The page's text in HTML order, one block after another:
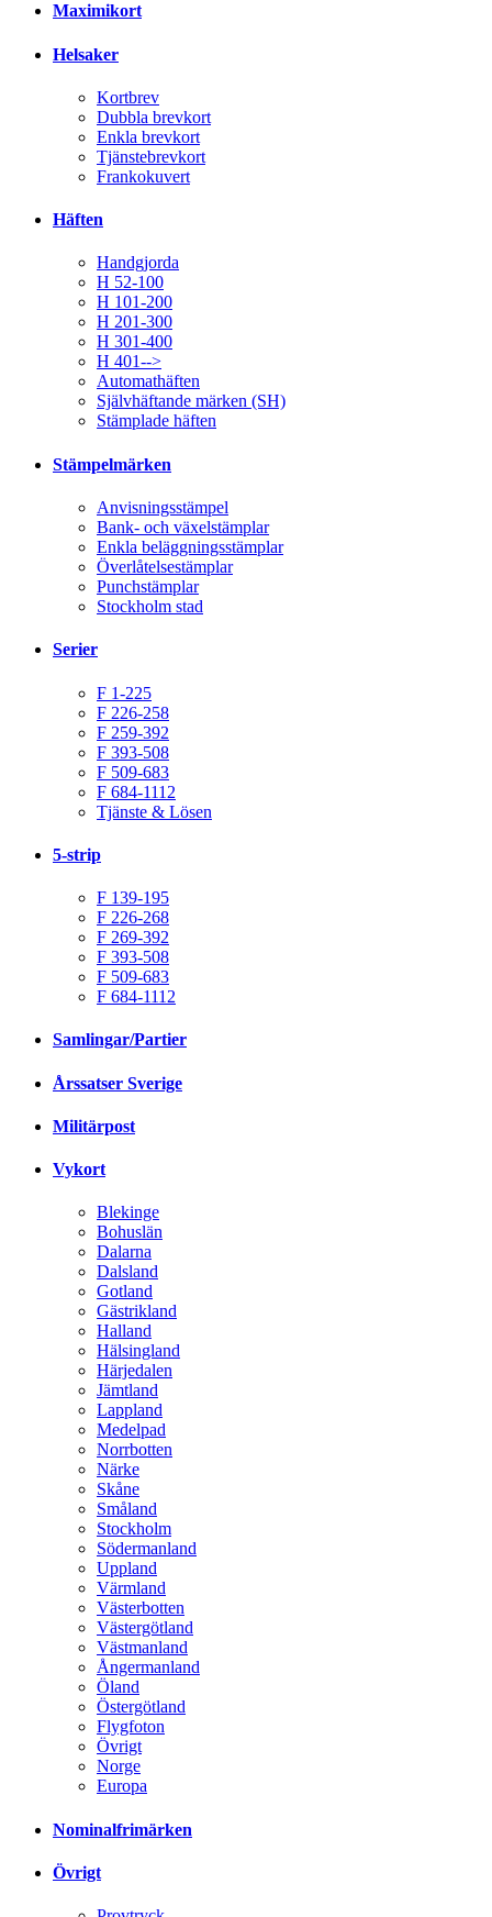
Maximikort
Helsaker
Kortbrev
Dubbla brevkort
Enkla brevkort
Tjänstebrevkort
Frankokuvert
Häften
Handgjorda
H 52-100
H 101-200
H 201-300
H 301-400
H 401-->
Automathäften
Självhäftande märken (SH)
Stämplade häften
Stämpelmärken
Anvisningsstämpel
Bank- och växelstämplar
Enkla beläggningsstämplar
Överlåtelsestämplar
Punchstämplar
Stockholm stad
Serier
F 1-225
F 226-258
F 259-392
F 393-508
F 509-683
F 684-1112
Tjänste & Lösen
5-strip
F 139-195
F 226-268
F 269-392
F 393-508
F 509-683
F 684-1112
Samlingar/Partier
Årssatser Sverige
Militärpost
Vykort
Blekinge
Bohuslän
Dalarna
Dalsland
Gotland
Gästrikland
Halland
Hälsingland
Härjedalen
Jämtland
Lappland
Medelpad
Norrbotten
Närke
Skåne
Småland
Stockholm
Södermanland
Uppland
Värmland
Västerbotten
Västergötland
Västmanland
Ångermanland
Öland
Östergötland
Flygfoton
Övrigt
Norge
Europa
Nominalfrimärken
Övrigt